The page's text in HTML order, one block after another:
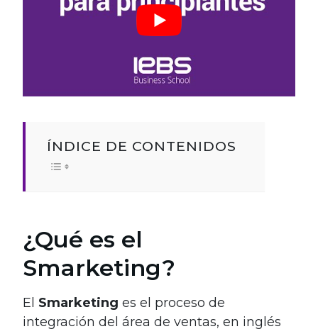
ÍNDICE DE CONTENIDOS
¿Qué es el
Smarketing?
El Smarketing es el proceso de
integración del área de ventas, en inglés